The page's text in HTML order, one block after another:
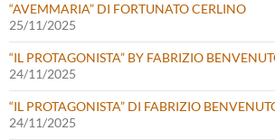
“AVEMMARIA” DI FORTUNATO CERLINO
25/11/2025
“IL PROTAGONISTA” BY FABRIZIO
24/11/2025
“IL PROTAGONISTA” DI FABRIZIO
24/11/2025